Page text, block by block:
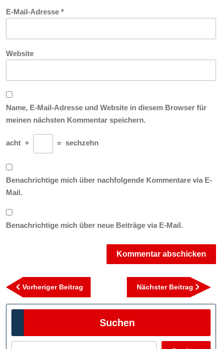
E-Mail-Adresse *
Website
Name, E-Mail-Adresse und Website in diesem Browser für
meinen nächsten Kommentar speichern.
acht + = sechzehn
Benachrichtige mich über nachfolgende Kommentare via E-
Mail.
Benachrichtige mich über neue Beiträge via E-Mail.
Beitragsnavigation
Vorheriger Beitrag
Beitrag
Nächster Beitrag
Suchen